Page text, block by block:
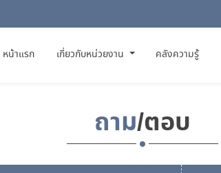
หน้าแรก(CURRENT)
เกี่ยวกับหน่วยงาน คลังความรู้
ถาม/ตอบ